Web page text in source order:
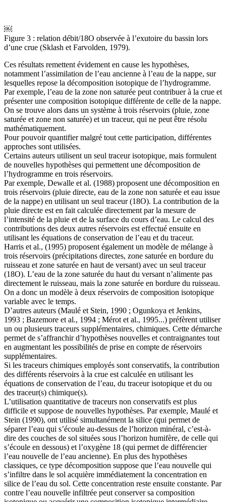
￼
Figure 3 : relation débit/18O observée à l’exutoire du bassin lors
d’une crue (Sklash et Farvolden, 1979).
Ces résultats remettent évidement en cause les hypothèses,
notamment l’assimilation de l’eau ancienne à l’eau de la nappe, sur
lesquelles repose la décomposition isotopique de l’hydrogramme.
Par exemple, l’eau de la zone non saturée peut contribuer à la crue et
présenter une composition isotopique différente de celle de la nappe.
On se trouve alors dans un système à trois réservoirs (pluie, zone
saturée et zone non saturée) et un traceur, qui ne peut être résolu
mathématiquement.
Pour pouvoir quantifier malgré tout cette participation, différentes
approches sont utilisées.
Certains auteurs utilisent un seul traceur isotopique, mais formulent
de nouvelles hypothèses qui permettent une décomposition de
l’hydrogramme en trois réservoirs.
Par exemple, Dewalle et al. (1988) proposent une décomposition en
trois réservoirs (pluie directe, eau de la zone non saturée et eau issue
de la nappe) en utilisant un seul traceur (18O). La contribution de la
pluie directe est en fait calculée directement par la mesure de
l’intensité de la pluie et de la surface du cours d’eau. Le calcul des
contributions des deux autres réservoirs est effectué ensuite en
utilisant les équations de conservation de l’eau et du traceur.
Harris et al., (1995) proposent également un modèle de mélange à
trois réservoirs (précipitations directes, zone saturée en bordure du
ruisseau et zone saturée en haut de versant) avec un seul traceur
(18O). L’eau de la zone saturée du haut du versant n’alimente pas
directement le ruisseau, mais la zone saturée en bordure du ruisseau.
On a donc un modèle à deux réservoirs de composition isotopique
variable avec le temps.
D’autres auteurs (Maulé et Stein, 1990 ; Ogunkoya et Jenkins,
1993 ; Bazemore et al., 1994 ; Mérot et al., 1995...) préfèrent utiliser
un ou plusieurs traceurs supplémentaires, chimiques. Cette démarche
permet de s’affranchir d’hypothèses nouvelles et contraignantes tout
en augmentant les possibilités de prise en compte de réservoirs
supplémentaires.
Si les traceurs chimiques employés sont conservatifs, la contribution
des différents réservoirs à la crue est calculée en utilisant les
équations de conservation de l’eau, du traceur isotopique et du ou
des traceur(s) chimique(s).
L’utilisation quantitative de traceurs non conservatifs est plus
difficile et suppose de nouvelles hypothèses. Par exemple, Maulé et
Stein (1990), ont utilisé simultanément la silice (qui permet de
séparer l’eau qui s’écoule au-dessus de l’horizon minéral, c’est-à-
dire des couches de sol situées sous l’horizon humifère, de celle qui
s’écoule en dessous) et l’oxygène 18 (qui permet de différencier
l’eau nouvelle de l’eau ancienne). En plus des hypothèses
classiques, ce type décomposition suppose que l’eau nouvelle qui
s’infiltre dans le sol acquière immédiatement la concentration en
silice de l’eau du sol. Cette concentration reste ensuite constante. Par
contre l’eau nouvelle infiltrée peut conserver sa composition